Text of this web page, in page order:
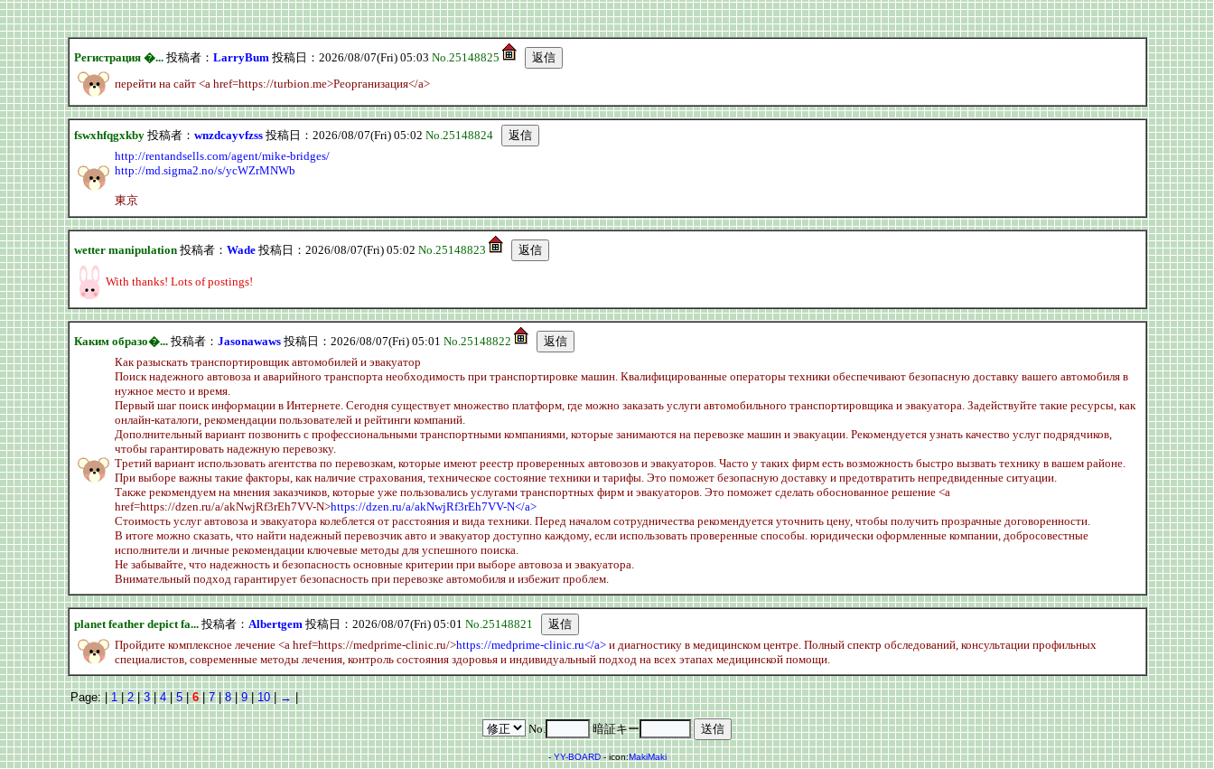
Регистрация �...投稿者： LarryBum 投稿日：2026/08/07(Fri) 05:03 No.25148825
перейти на сайт <a href=https://turbion.me>Реорганизация</a>
fswxhfqgxkby投稿者： wnzdcayvfzss投稿日：2026/08/07(Fri) 05:02 No.25148824
http://rentandsells.com/agent/mike-bridges/
http://md.sigma2.no/s/ycWZrMNWb
東京
wetter manipulation投稿者： Wade投稿日：2026/08/07(Fri) 05:02 No.25148823
With thanks! Lots of postings!
Каким образо�...投稿者： Jasonawaws投稿日：2026/08/07(Fri) 05:01 No.25148822
Как разыскать транспортировщик автомобилей и эвакуатор
Поиск надежного автовоза и аварийного транспорта необходимость при транспортировке машин. Квалифицированные операторы техники обеспечивают безопасную доставку вашего автомобиля в
нужное место и время.
Первый шаг поиск информации в Интернете. Сегодня существует множество платформ, где можно заказать услуги автомобильного транспортировщика и эвакуатора. Задействуйте такие ресурсы, как
онлайн-каталоги, рекомендации пользователей и рейтинги компаний.
Дополнительный вариант позвонить с профессиональными транспортными компаниями, которые занимаются на перевозке машин и эвакуации. Рекомендуется узнать качество услуг подрядчиков,
чтобы гарантировать надежную перевозку.
Третий вариант использовать агентства по перевозкам, которые имеют реестр проверенных автовозов и эвакуаторов. Часто у таких фирм есть возможность быстро вызвать технику в вашем районе.
При выборе важны такие факторы, как наличие страхования, техническое состояние техники и тарифы. Это поможет безопасную доставку и предотвратить непредвиденные ситуации.
Также рекомендуем на мнения заказчиков, которые уже пользовались услугами транспортных фирм и эвакуаторов. Это поможет сделать обоснованное решение <a
href=https://dzen.ru/a/akNwjRf3rEh7VV-N>https://dzen.ru/a/akNwjRf3rEh7VV-N</a>
Стоимость услуг автовоза и эвакуатора колеблется от расстояния и вида техники. Перед началом сотрудничества рекомендуется уточнить цену, чтобы получить прозрачные договоренности.
В итоге можно сказать, что найти надежный перевозчик авто и эвакуатор доступно каждому, если использовать проверенные способы. юридически оформленные компании, добросовестные
исполнители и личные рекомендации ключевые методы для успешного поиска.
Не забывайте, что надежность и безопасность основные критерии при выборе автовоза и эвакуатора.
Внимательный подход гарантирует безопасность при перевозке автомобиля и избежит проблем.
planet feather depict fa...投稿者： Albertgem 投稿日：2026/08/07(Fri) 05:01 No.25148821
Пройдите комплексное лечение <a href=https://medprime-clinic.ru/>https://medprime-clinic.ru</a>и диагностику в медицинском центре. Полный спектр обследований, консультации профильных
специалистов, современные методы лечения, контроль состояния здоровья и индивидуальный подход на всех этапах медицинской помощи.
Page: |1|2|3|4|5|6|7|8|9|10|→|
No. 暗証キー
-YY-BOARD- icon:MakiMaki